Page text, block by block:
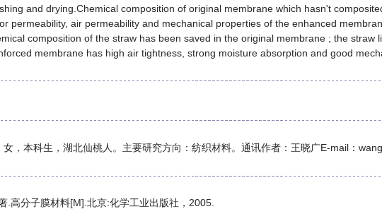
and drying.Chemical composition of original membrane which hasn't
permeability, air permeability and mechanical properties of the enhanced
composition of the straw has been saved in the original membrane ; the
membrane has high air tightness, strong moisture absorption and good
，本科生，湖北仙桃人。主要研究方向：纺织材料。通讯作者：王晓广E-mail：
.高分子膜材料[M].北京:化学工业出版社，2005.